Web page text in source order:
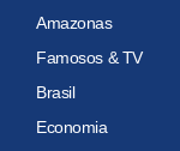
Amazonas
Famosos & TV
Brasil
Economia